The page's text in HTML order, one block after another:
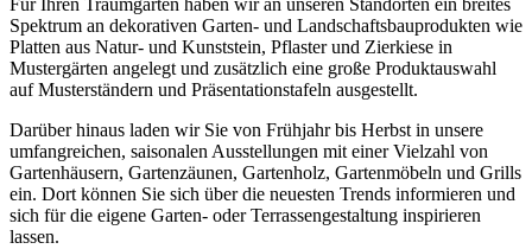
Für Ihren Traumgarten haben wir an unseren Standorten ein breites
Spektrum an dekorativen Garten- und Landschaftsbauprodukten wie
Platten aus Natur- und Kunststein, Pflaster und Zierkiese in
Mustergärten angelegt und zusätzlich eine große Produktauswahl
auf Musterständern und Präsentationstafeln ausgestellt.
Darüber hinaus laden wir Sie von Frühjahr bis Herbst in unsere
umfangreichen, saisonalen Ausstellungen mit einer Vielzahl von
Gartenhäusern, Gartenzäunen, Gartenholz, Gartenmöbeln und Grills
ein. Dort können Sie sich über die neuesten Trends informieren und
sich für die eigene Garten- oder Terrassengestaltung inspirieren
lassen.